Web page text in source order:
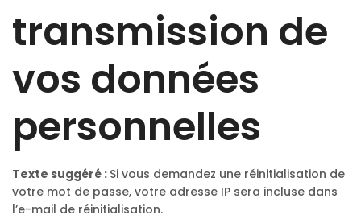
transmission de
vos données
personnelles
Texte suggéré : Si vous demandez une réinitialisation de
votre mot de passe, votre adresse IP sera incluse dans
l’e-mail de réinitialisation.